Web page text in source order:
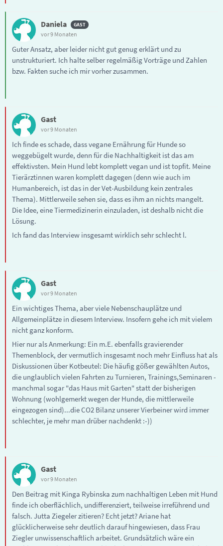
Daniela
vor 9 Monaten
Guter Ansatz, aber leider nicht gut genug erklärt und zu
unstrukturiert. Ich halte selber regelmäßig Vorträge und Zahlen
bzw. Fakten suche ich mir vorher zusammen.
Gast
vor 9 Monaten
Ich finde es schade, dass vegane Ernährung für Hunde so
weggebügelt wurde, denn für die Nachhaltigkeit ist das am
effektivsten. Mein Hund lebt komplett vegan und ist topfit. Meine
Tierärztinnen waren komplett dagegen (denn wie auch im
Humanbereich, ist das in der Vet-Ausbildung kein zentrales
Thema). Mittlerweile sehen sie, dass es ihm an nichts mangelt.
Die Idee, eine Tiermedizinerin einzuladen, ist deshalb nicht die
Lösung.
Ich fand das Interview insgesamt wirklich sehr schlecht l.
Gast
vor 9 Monaten
Ein wichtiges Thema, aber viele Nebenschauplätze und
Allgemeinplätze in diesem Interview. Insofern gehe ich mit vielem
nicht ganz konform.
Hier nur als Anmerkung: Ein m.E. ebenfalls gravierender
Themenblock, der vermutlich insgesamt noch mehr Einfluss hat als
Diskussionen über Kotbeutel: Die häufig gößer gewählten Autos,
die unglaublich vielen Fahrten zu Turnieren, Trainings,Seminaren -
manchmal sogar "das Haus mit Garten" statt der bisherigen
Wohnung (wohlgemerkt wegen der Hunde, die mittlerweile
eingezogen sind)...die CO2 Bilanz unserer Vierbeiner wird immer
schlechter, je mehr man drüber nachdenkt :-))
Gast
vor 9 Monaten
Den Beitrag mit Kinga Rybinska zum nachhaltigen Leben mit Hund
finde ich oberflächlich, undifferenziert, teilweise irreführend und
falsch. Jutta Ziegeler zitieren? Echt jetzt? Ariane hat
glücklicherweise sehr deutlich darauf hingewiesen, dass Frau
Ziegler unwissenschaftlich arbeitet. Grundsätzlich wäre ein